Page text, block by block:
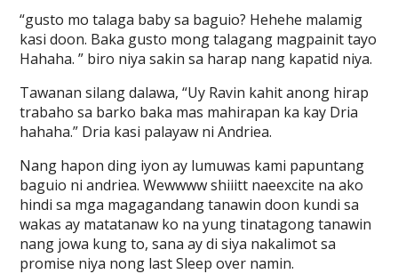
“gusto mo talaga baby sa baguio? Hehehe malamig
kasi doon. Baka gusto mong talagang magpainit tayo
Hahaha. ” biro niya sakin sa harap nang kapatid niya.
Tawanan silang dalawa, “Uy Ravin kahit anong hirap
trabaho sa barko baka mas mahirapan ka kay Dria
hahaha.” Dria kasi palayaw ni Andriea.
Nang hapon ding iyon ay lumuwas kami papuntang
baguio ni andriea. Wewwww shiiitt naeexcite na ako
hindi sa mga magagandang tanawin doon kundi sa
wakas ay matatanaw ko na yung tinatagong tanawin
nang jowa kung to, sana ay di siya nakalimot sa
promise niya nong last Sleep over namin.